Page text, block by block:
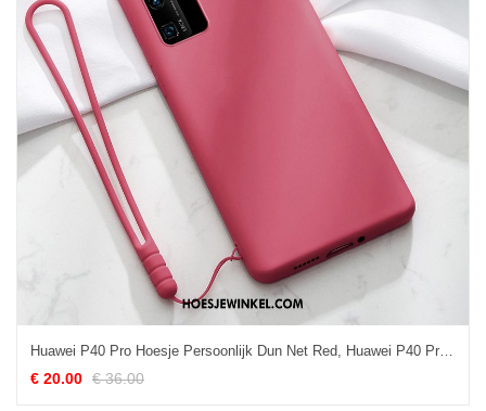
Huawei P40 Pro Hoesje Persoonlijk Dun Net Red, Huawei P40 Pro Hoesje Jeugd Nieuw
€ 20.00 € 36.00